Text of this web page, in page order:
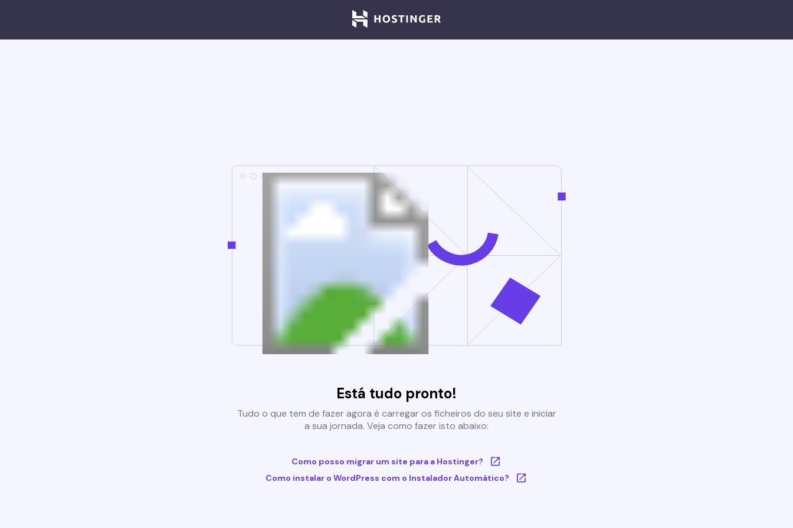
Está tudo pronto!
Tudo o que tem de fazer agora é carregar os ficheiros do seu site e iniciar
a sua jornada. Veja como fazer isto abaixo:
Como posso migrar um site para a Hostinger?
Como instalar o WordPress com o Instalador Automático?